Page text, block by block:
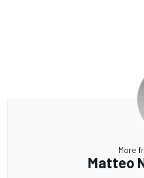
More
Matteo